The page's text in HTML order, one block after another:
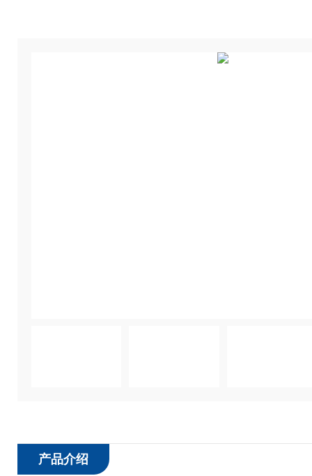
产品介绍